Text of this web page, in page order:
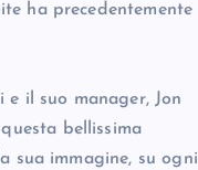
ha precedentemente
il suo manager, Jon
bellissima
sua immagine, su ogni